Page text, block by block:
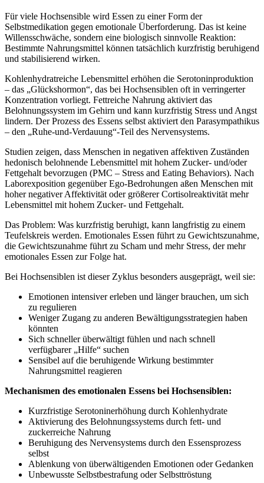
Für viele Hochsensible wird Essen zu einer Form der
Selbstmedikation gegen emotionale Überforderung. Das ist keine
Willensschwäche, sondern eine biologisch sinnvolle Reaktion:
Bestimmte Nahrungsmittel können tatsächlich kurzfristig beruhigend
und stabilisierend wirken.
Kohlenhydratreiche Lebensmittel erhöhen die Serotoninproduktion
– das „Glückshormon“, das bei Hochsensiblen oft in verringerter
Konzentration vorliegt. Fettreiche Nahrung aktiviert das
Belohnungssystem im Gehirn und kann kurzfristig Stress und Angst
lindern. Der Prozess des Essens selbst aktiviert den Parasympathikus
– den „Ruhe-und-Verdauung“-Teil des Nervensystems.
Studien zeigen, dass Menschen in negativen affektiven Zuständen
hedonisch belohnende Lebensmittel mit hohem Zucker- und/oder
Fettgehalt bevorzugen (PMC – Stress and Eating Behaviors). Nach
Laborexposition gegenüber Ego-Bedrohungen aßen Menschen mit
hoher negativer Affektivität oder größerer Cortisolreaktivität mehr
Lebensmittel mit hohem Zucker- und Fettgehalt.
Das Problem: Was kurzfristig beruhigt, kann langfristig zu einem
Teufelskreis werden. Emotionales Essen führt zu Gewichtszunahme,
die Gewichtszunahme führt zu Scham und mehr Stress, der mehr
emotionales Essen zur Folge hat.
Bei Hochsensiblen ist dieser Zyklus besonders ausgeprägt, weil sie:
Emotionen intensiver erleben und länger brauchen, um sich
zu regulieren
Weniger Zugang zu anderen Bewältigungsstrategien haben
könnten
Sich schneller überwältigt fühlen und nach schnell
verfügbarer „Hilfe“ suchen
Sensibel auf die beruhigende Wirkung bestimmter
Nahrungsmittel reagieren
Mechanismen des emotionalen Essens bei Hochsensiblen:
Kurzfristige Serotoninerhöhung durch Kohlenhydrate
Aktivierung des Belohnungssystems durch fett- und
zuckerreiche Nahrung
Beruhigung des Nervensystems durch den Essensprozess
selbst
Ablenkung von überwältigenden Emotionen oder Gedanken
Unbewusste Selbstbestrafung oder Selbsttröstung